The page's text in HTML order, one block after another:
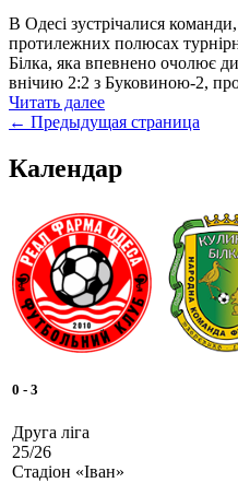
В Одесі зустрічалися
протилежних полюсах
Білка, яка впевнено очолює
внічию 2:2 з Буковиною-2,
Читать далее
Posts
navigation
← Предыдущая страница
Календар
0 - 3
Друга ліга
25/26
Стадіон «Іван»